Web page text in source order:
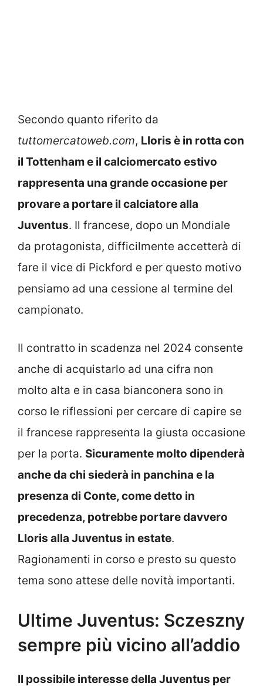
Secondo quanto riferito da
tuttomercatoweb.com, Lloris è in rotta con
il Tottenham e il calciomercato estivo
rappresenta una grande occasione per
provare a portare il calciatore alla
Juventus. Il francese, dopo un Mondiale
da protagonista, difficilmente accetterà di
fare il vice di Pickford e per questo motivo
pensiamo ad una cessione al termine del
campionato.
Il contratto in scadenza nel 2024 consente
anche di acquistarlo ad una cifra non
molto alta e in casa bianconera sono in
corso le riflessioni per cercare di capire se
il francese rappresenta la giusta occasione
per la porta. Sicuramente molto dipenderà
anche da chi siederà in panchina e la
presenza di Conte, come detto in
precedenza, potrebbe portare davvero
Lloris alla Juventus in estate.
Ragionamenti in corso e presto su questo
tema sono attese delle novità importanti.
Ultime Juventus: Sczeszny
sempre più vicino all’addio
Il possibile interesse della Juventus per